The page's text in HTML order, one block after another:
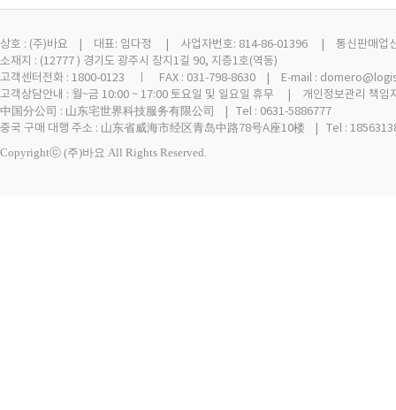
상호 : (주)바요 | 대표: 임다정 | 사업자번호: 814-86-01396 | 통신판매업신
소재지 : (12777 ) 경기도 광주시 장지1길 90, 지층1호(역동)
고객센터전화 : 1800-0123 ㅣ FAX : 031-798-8630 | E-mail :
고객상담안내 : 월~금 10:00 ~ 17:00 토요일 및 일요일 휴무 | 개인정보관리 책임
中国分公司 : 山东宅世界科技服务有限公司 | Tel : 0631-5886777
중국 구매 대행 주소 : 山东省威海市经区青岛中路78号A座10楼 | Tel :
Copyrightⓒ (주)바요 All Rights Reserved.